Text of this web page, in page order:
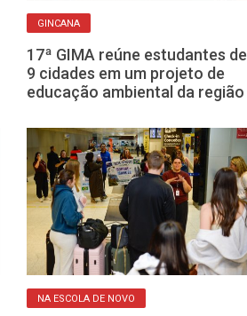
GINCANA
17ª GIMA reúne estudantes de
9 cidades em um projeto de
educação ambiental da região
NA ESCOLA DE NOVO